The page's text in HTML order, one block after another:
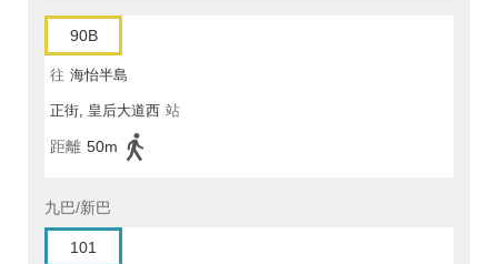
90B
往 海怡半島
正街, 皇后大道西 站
距離 50m
九巴/新巴
101